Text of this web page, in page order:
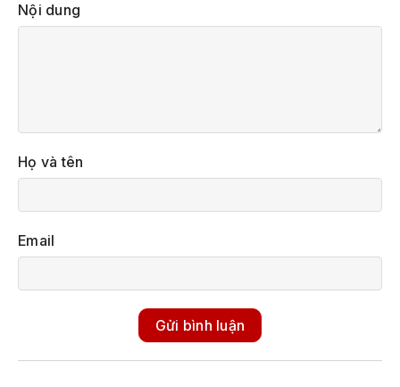
Nội dung
Họ và tên
Email
Gửi bình luận